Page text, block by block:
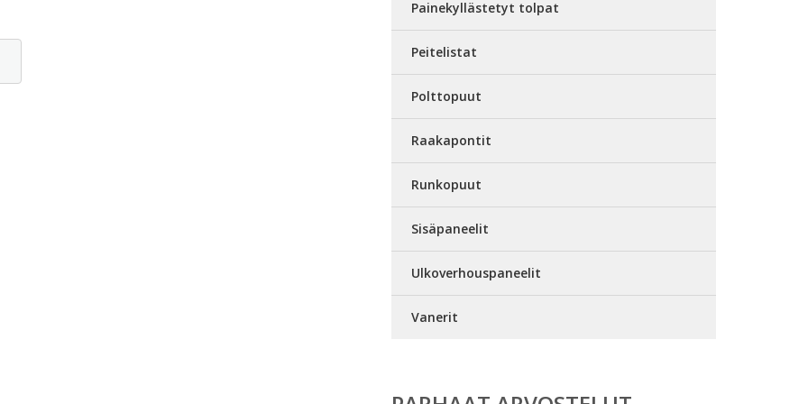
Painekyllästetyt tolpat
Peitelistat
Polttopuut
Raakapontit
Runkopuut
Sisäpaneelit
Ulkoverhouspaneelit
Vanerit